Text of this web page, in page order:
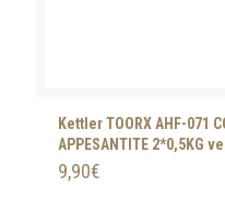
Kettler TOORX AHF-071
APPESANTITE 2*0,5KG
9,90€